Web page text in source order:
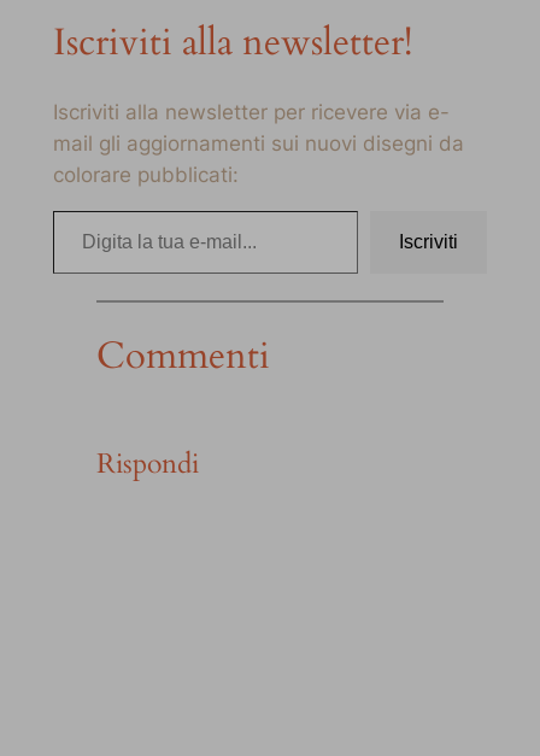
Iscriviti alla newsletter!
Iscriviti alla newsletter per ricevere via e-
mail gli aggiornamenti sui nuovi disegni da
colorare pubblicati:
Digita la tua e-mail…
Iscriviti
Commenti
Rispondi